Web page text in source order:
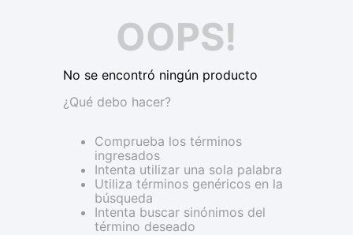
OOPS!
No se encontró ningún producto
¿Qué debo hacer?
Comprueba los términos
ingresados
Intenta utilizar una sola palabra
Utiliza términos genéricos en la
búsqueda
Intenta buscar sinónimos del
término deseado